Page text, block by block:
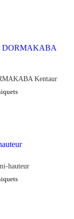
Kentaur
hauteur